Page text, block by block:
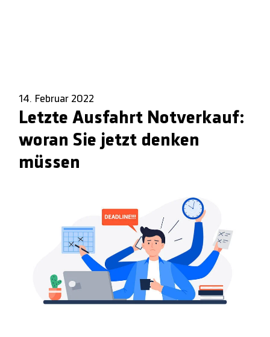
14. Februar 2022
Letzte Ausfahrt Notverkauf:
woran Sie jetzt denken
müssen